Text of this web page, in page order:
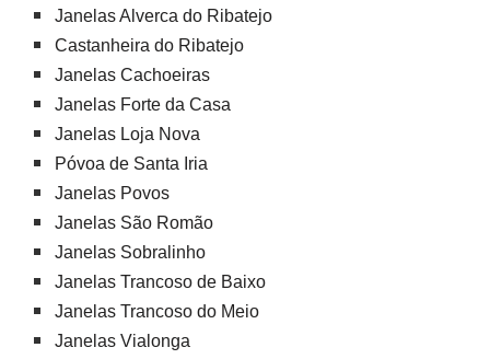
Janelas Alverca do Ribatejo
Castanheira do Ribatejo
Janelas Cachoeiras
Janelas Forte da Casa
Janelas Loja Nova
Póvoa de Santa Iria
Janelas Povos
Janelas São Romão
Janelas Sobralinho
Janelas Trancoso de Baixo
Janelas Trancoso do Meio
Janelas Vialonga